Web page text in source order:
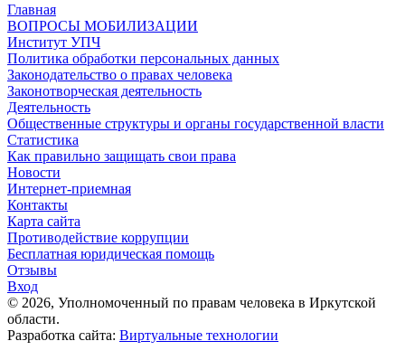
Главная
ВОПРОСЫ МОБИЛИЗАЦИИ
Институт УПЧ
Политика обработки персональных данных
Законодательство о правах человека
Законотворческая деятельность
Деятельность
Общественные структуры и органы государственной власти
Статистика
Как правильно защищать свои права
Новости
Интернет-приемная
Контакты
Карта сайта
Противодействие коррупции
Бесплатная юридическая помощь
Отзывы
Вход
© 2026, Уполномоченный по правам человека в Иркутской
области.
Разработка сайта: Виртуальные технологии